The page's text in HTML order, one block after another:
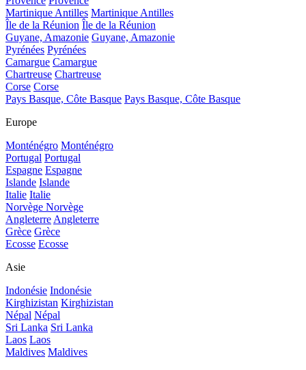
Martinique Antilles Martinique Antilles
Île de la Réunion Île de la Réunion
Guyane, Amazonie Guyane, Amazonie
Pyrénées Pyrénées
Camargue Camargue
Chartreuse Chartreuse
Corse Corse
Pays Basque, Côte Basque Pays Basque, Côte Basque
Europe
Monténégro Monténégro
Portugal Portugal
Espagne Espagne
Islande Islande
Italie Italie
Norvège Norvège
Angleterre Angleterre
Grèce Grèce
Ecosse Ecosse
Asie
Indonésie Indonésie
Kirghizistan Kirghizistan
Népal Népal
Sri Lanka Sri Lanka
Laos Laos
Maldives Maldives